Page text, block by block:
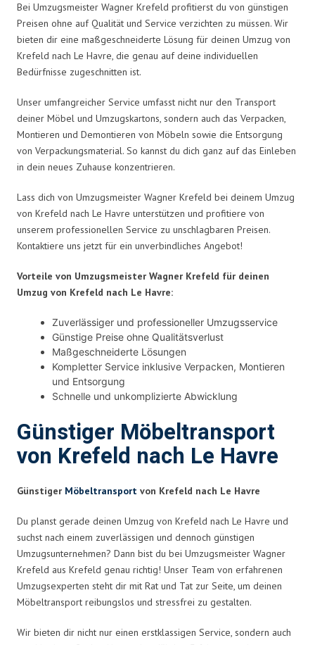
Bei Umzugsmeister Wagner Krefeld profitierst du von günstigen
Preisen ohne auf Qualität und Service verzichten zu müssen. Wir
bieten dir eine maßgeschneiderte Lösung für deinen Umzug von
Krefeld nach Le Havre, die genau auf deine individuellen
Bedürfnisse zugeschnitten ist.
Unser umfangreicher Service umfasst nicht nur den Transport
deiner Möbel und Umzugskartons, sondern auch das Verpacken,
Montieren und Demontieren von Möbeln sowie die Entsorgung
von Verpackungsmaterial. So kannst du dich ganz auf das Einleben
in dein neues Zuhause konzentrieren.
Lass dich von Umzugsmeister Wagner Krefeld bei deinem Umzug
von Krefeld nach Le Havre unterstützen und profitiere von
unserem professionellen Service zu unschlagbaren Preisen.
Kontaktiere uns jetzt für ein unverbindliches Angebot!
Vorteile von Umzugsmeister Wagner Krefeld für deinen
Umzug von Krefeld nach Le Havre:
Zuverlässiger und professioneller Umzugsservice
Günstige Preise ohne Qualitätsverlust
Maßgeschneiderte Lösungen
Kompletter Service inklusive Verpacken, Montieren
und Entsorgung
Schnelle und unkomplizierte Abwicklung
Günstiger Möbeltransport
von Krefeld nach Le Havre
Günstiger Möbeltransport von Krefeld nach Le Havre
Du planst gerade deinen Umzug von Krefeld nach Le Havre und
suchst nach einem zuverlässigen und dennoch günstigen
Umzugsunternehmen? Dann bist du bei Umzugsmeister Wagner
Krefeld aus Krefeld genau richtig! Unser Team von erfahrenen
Umzugsexperten steht dir mit Rat und Tat zur Seite, um deinen
Möbeltransport reibungslos und stressfrei zu gestalten.
Wir bieten dir nicht nur einen erstklassigen Service, sondern auch